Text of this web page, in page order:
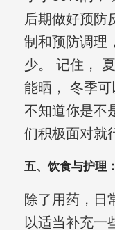
后期做好预防
制和预防调理
少。 记住，
能晒， 冬季可
不知道你是不
们积极面对就
五、饮食与护理
除了用药，日
以适当补充一